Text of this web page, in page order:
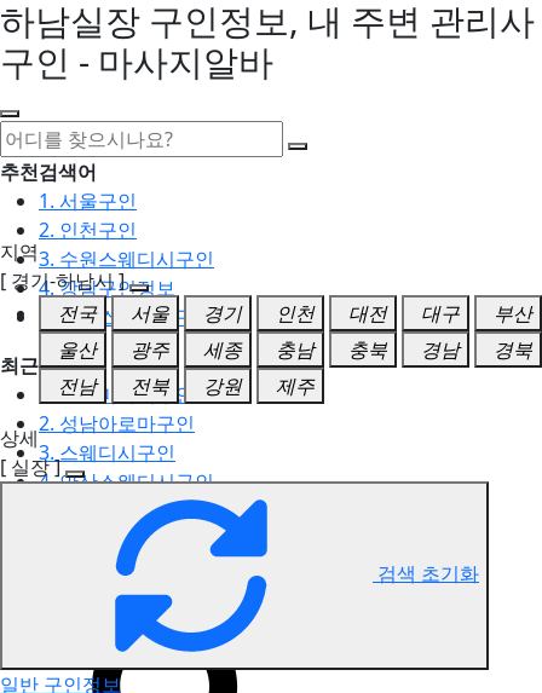
하남실장 구인정보, 내 주변 관리사
구인 - 마사지알바
추천검색어
1. 서울구인
2. 인천구인
3. 수원스웨디시구인
4. 강남구인정보
5. 동탄스웨디시구인
최근검색어
1. 일산마사지구인
2. 성남아로마구인
3. 스웨디시구인
4. 안산스웨디시구인
5. 아로마구인
하남 실장 구인정보
지역
[ 경기-하남시 ]
전국
서울 경기 인천 대전 대구
부산
울산
광주 세종 충남 충북 경남
경북
전남
전북 강원
제주
상세
[ 실장 ]
검색 초기화
일반 구인정보